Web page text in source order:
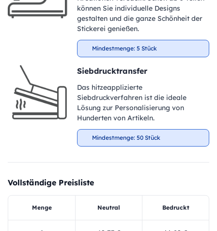
können Sie individuelle Designs
gestalten und die ganze Schönheit der
Stickerei genießen.
Mindestmenge: 5 Stück
Siebdrucktransfer
Das hitzeapplizierte
Siebdruckverfahren ist die ideale
Lösung zur Personalisierung von
Hunderten von Artikeln.
Mindestmenge: 50 Stück
Vollständige Preisliste
Menge Neutral Bedruckt